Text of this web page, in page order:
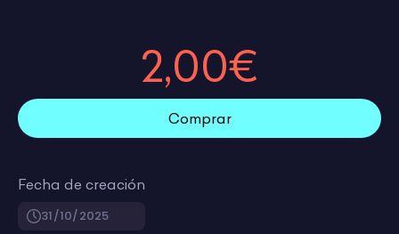
Fecha de creación
31/10/2025
2,00€
Comprar